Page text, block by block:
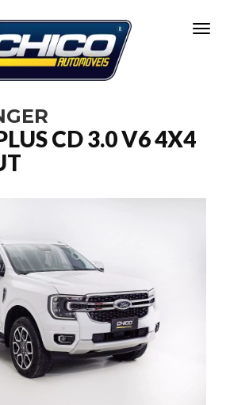
CD 3.0 V6 4X4